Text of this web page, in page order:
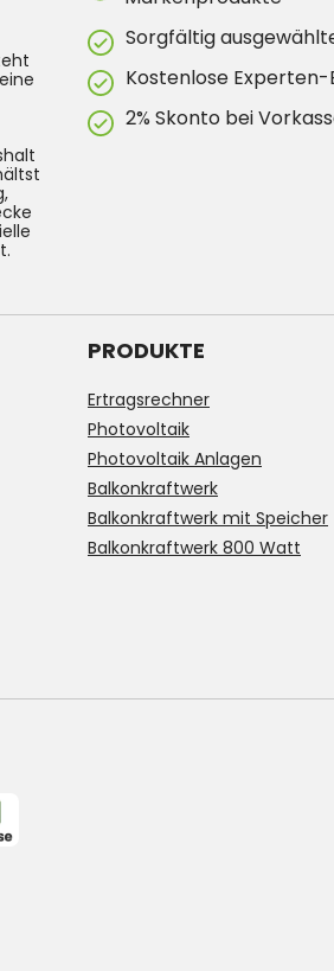
Sorgfältig
Kostenlose
2% Skonto bei
PRODUKTE
Ertragsrechner
Photovoltaik
Photovoltaik Anlagen
Balkonkraftwerk
Balkonkraftwerk mit Speicher
Balkonkraftwerk 800 Watt